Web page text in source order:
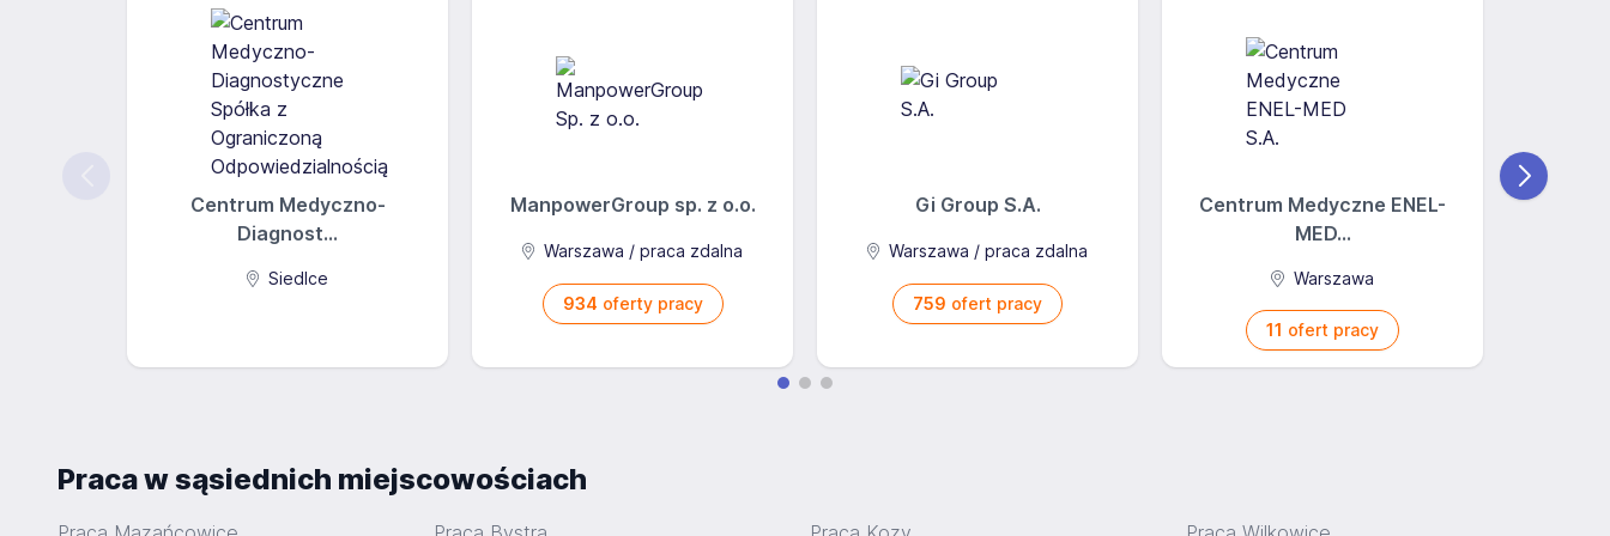
Centrum Medyczno-
Diagnost...
Siedlce
ManpowerGroup sp. z o.o.
Warszawa / praca zdalna
934 oferty pracy
Gi Group S.A.
Warszawa / praca zdalna
759 ofert pracy
Centrum Medyczne ENEL-
MED...
Warszawa
11 ofert pracy
Praca w sąsiednich miejscowościach